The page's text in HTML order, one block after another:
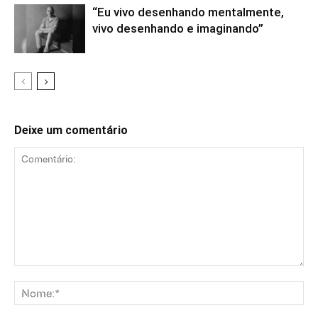
“Eu vivo desenhando mentalmente,
vivo desenhando e imaginando”
Deixe um comentário